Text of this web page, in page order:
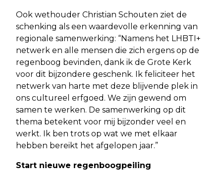
Ook wethouder Christian Schouten ziet de
schenking als een waardevolle erkenning van
regionale samenwerking: “Namens het LHBTI+
netwerk en alle mensen die zich ergens op de
regenboog bevinden, dank ik de Grote Kerk
voor dit bijzondere geschenk. Ik feliciteer het
netwerk van harte met deze blijvende plek in
ons cultureel erfgoed. We zijn gewend om
samen te werken. De samenwerking op dit
thema betekent voor mij bijzonder veel en
werkt. Ik ben trots op wat we met elkaar
hebben bereikt het afgelopen jaar.”
Start nieuwe regenboogpeiling